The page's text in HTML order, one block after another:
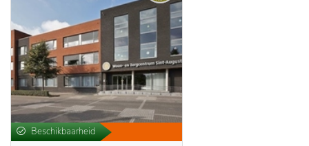
Beschikbaarheid